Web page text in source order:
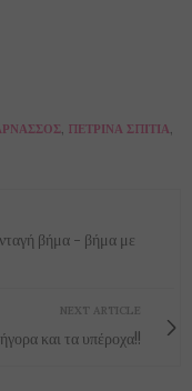
, ΠΈΤΡΙΝΑ ΣΠΊΤΙΑ,
βήμα - βήμα με
NEXT ARTICLE
και τα υπέροχα!!